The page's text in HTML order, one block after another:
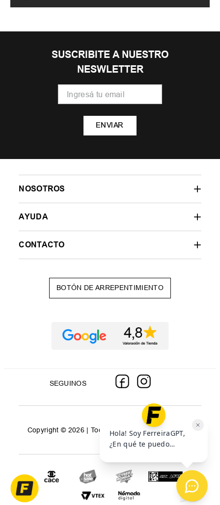
SUSCRIBITE A NUESTRO
NESWLETTER
ENVIAR
NOSOTROS
AYUDA
CONTACTO
BOTÓN DE ARREPENTIMIENTO
SEGUINOS
Copyright © 2026 | Todos los derechos reservados